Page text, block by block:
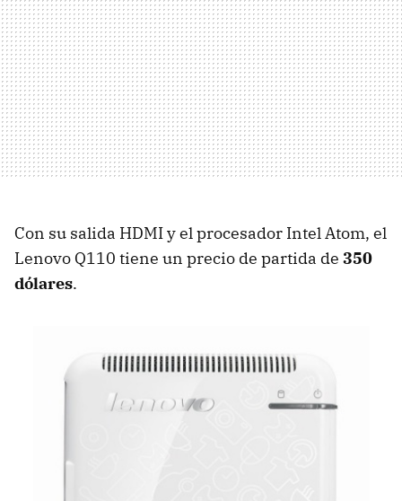
Con su salida HDMIy el procesador Intel Atom, el
Lenovo Q110 tiene un precio de partida de 350
dólares.